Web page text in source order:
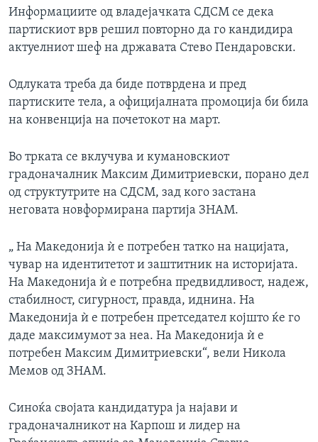
Информациите од владејачката СДСМ се дека
партискиот врв решил повторно да го кандидира
актуелниот шеф на државата Стево Пендаровски.
Одлуката треба да биде потврдена и пред
партиските тела, а официјалната промоција би била
на конвенција на почетокот на март.
Во трката се вклучува и кумановскиот
градоначалник Максим Димитриевски, порано дел
од структутрите на СДСМ, зад кого застана
неговата новформирана партија ЗНАМ.
„ На Македонија ѝ е потребен татко на нацијата,
чувар на идентитетот и заштитник на историјата.
На Македонија ѝ е потребна предвидливост, надеж,
стабилност, сигурност, правда, иднина. На
Македонија ѝ е потребен претседател којшто ќе го
даде максимумот за неа. На Македонија ѝ е
потребен Максим Димитриевски“, вели Никола
Мемов од ЗНАМ.
Синоќа својата кандидатура ја најави и
градоначалникот на Карпош и лидер на